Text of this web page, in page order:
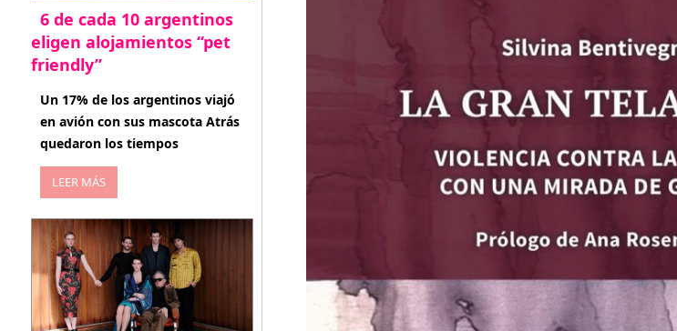
6 de cada 10 argentinos
eligen alojamientos “pet
friendly”
abril 27, 2026
Un 17% de los argentinos viajó
en avión con sus mascota Atrás
quedaron los tiempos
LEER MÁS